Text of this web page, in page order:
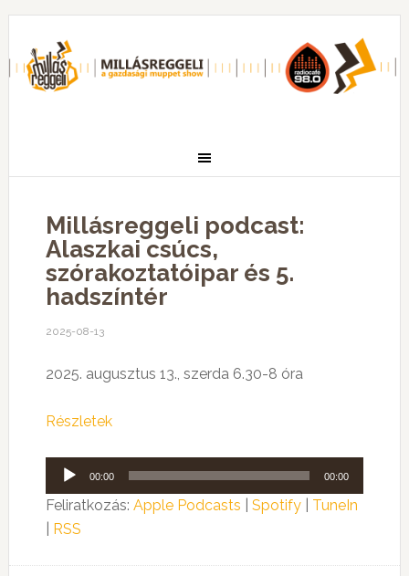
Millásreggeli podcast:
Alaszkai csúcs,
szórakoztatóipar és 5.
hadszíntér
2025-08-13
2025. augusztus 13., szerda 6.30-8 óra
Részletek
Audió
lejátszó
00:00 00:00
Feliratkozás: Apple Podcasts Spotify| TuneIn
RSS